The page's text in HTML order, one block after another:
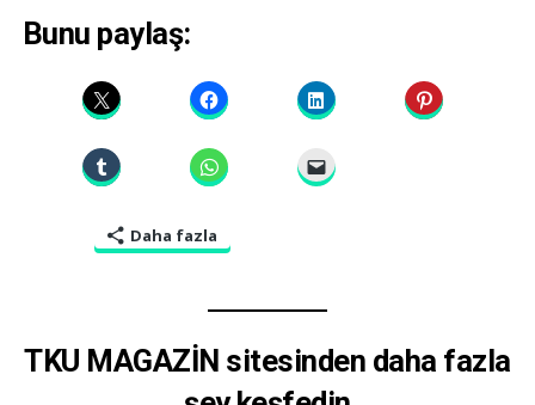
Bunu paylaş:
Daha fazla
TKU MAGAZİN sitesinden daha fazla